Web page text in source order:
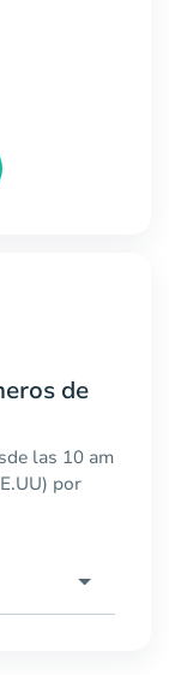
de
las 10 am
por